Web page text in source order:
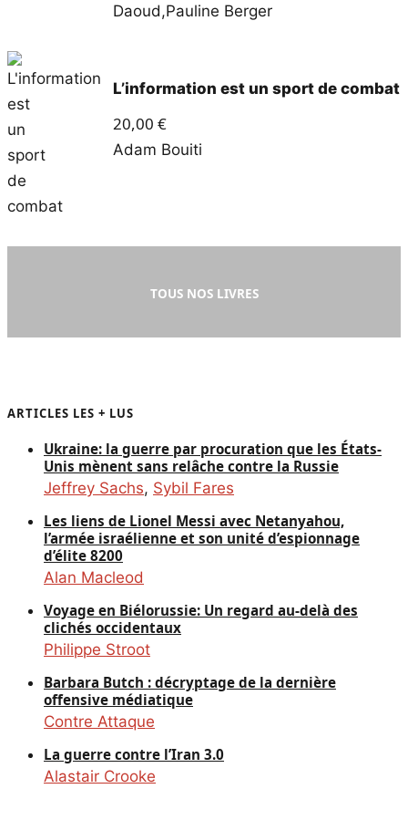
Daoud,Pauline Berger
L’information est un sport de combat
20,00 €
Adam Bouiti
TOUS NOS LIVRES
ARTICLES LES + LUS
Ukraine: la guerre par procuration que les États-
Unis mènent sans relâche contre la Russie
Jeffrey Sachs, Sybil Fares
Les liens de Lionel Messi avec Netanyahou,
l’armée israélienne et son unité d’espionnage
d’élite 8200
Alan Macleod
Voyage en Biélorussie: Un regard au-delà des
clichés occidentaux
Philippe Stroot
Barbara Butch : décryptage de la dernière
offensive médiatique
Contre Attaque
La guerre contre l’Iran 3.0
Alastair Crooke